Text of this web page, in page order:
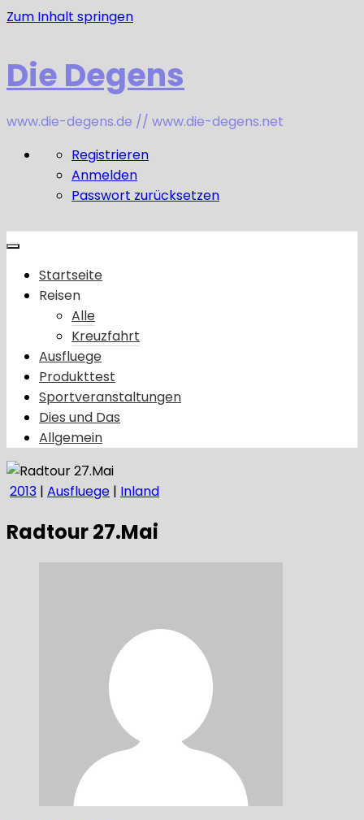
Zum Inhalt springen
Die Degens
www.die-degens.de // www.die-degens.net
Registrieren
Anmelden
Passwort zurücksetzen
Startseite
Reisen
Alle
Kreuzfahrt
Ausfluege
Produkttest
Sportveranstaltungen
Dies und Das
Allgemein
2013 | Ausfluege | Inland
Radtour 27.Mai